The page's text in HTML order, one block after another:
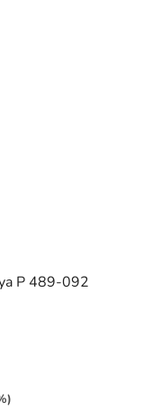
P 489-092